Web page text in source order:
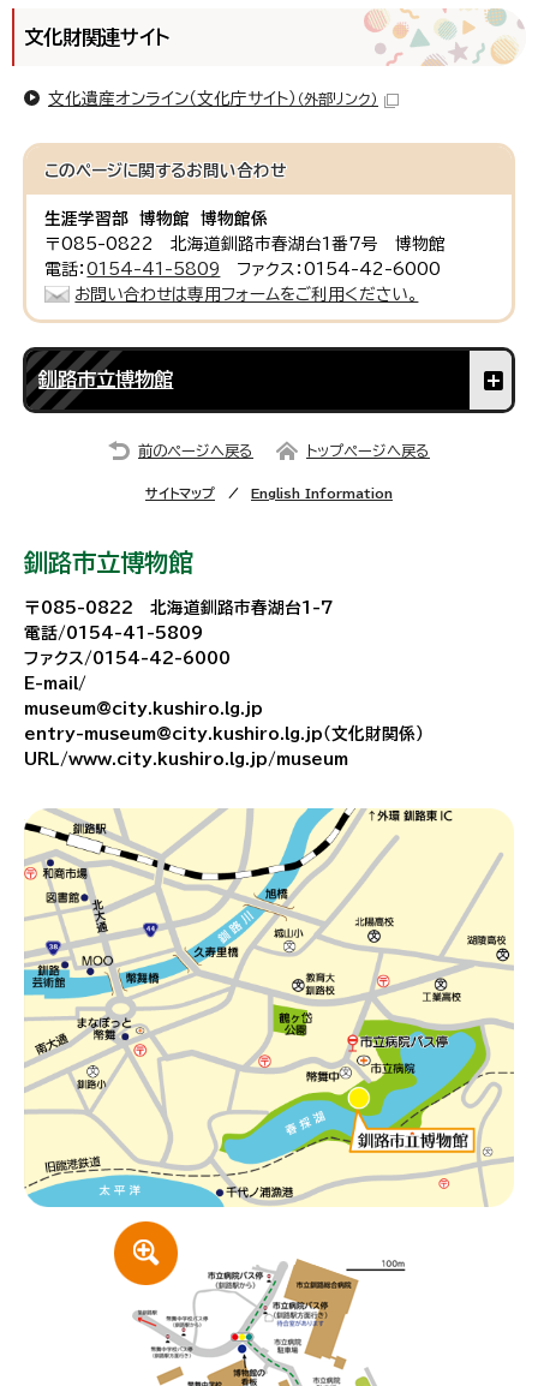
文化財関連サイト
文化遺産オンライン（文化庁サイト） （外部リンク）
このページに関するお問い合わせ
生涯学習部 博物館 博物館係
〒085-0822 北海道釧路市春湖台1番7号 博物館
電話：0154-41-5809
ファクス：0154-42-6000
お問い合わせは専用フォームをご利用ください。
釧路市立博物館
前のページへ戻る トップページへ戻る
サイトマップ English Information
釧路市立博物館
〒085-0822 北海道釧路市春湖台1-7
電話/0154-41-5809
ファクス/0154-42-6000
E-mail/
museum@city.kushiro.lg.jp
entry-museum@city.kushiro.lg.jp（文化財関係）
URL/www.city.kushiro.lg.jp/museum